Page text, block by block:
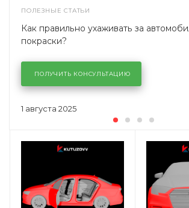
ПОЛЕЗНЫЕ СТАТЬИ
1 августа 2025
Как правильно ухаживать за
покраски?
ПОЛУЧИТЬ КОНСУЛЬТАЦИЮ